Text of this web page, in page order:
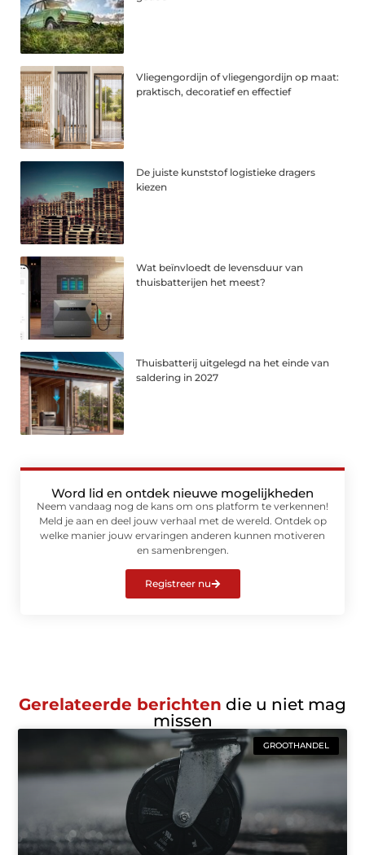
Vliegengordijn of vliegengordijn op maat:
praktisch, decoratief en effectief
De juiste kunststof logistieke dragers
kiezen
Wat beïnvloedt de levensduur van
thuisbatterijen het meest?
Thuisbatterij uitgelegd na het einde van
saldering in 2027
Word lid en ontdek nieuwe mogelijkheden
Neem vandaag nog de kans om ons platform te verkennen!
Meld je aan en deel jouw verhaal met de wereld. Ontdek op
welke manier jouw ervaringen anderen kunnen motiveren
en samenbrengen.
Registreer nu
Gerelateerde berichten die u niet mag
missen
GROOTHANDEL